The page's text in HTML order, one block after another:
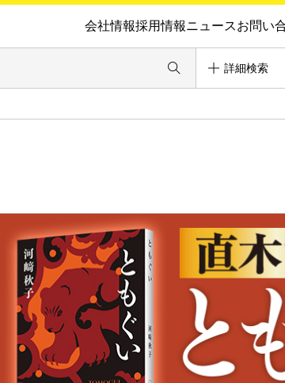
会社情報採用情報ニュースお問い
詳細検索